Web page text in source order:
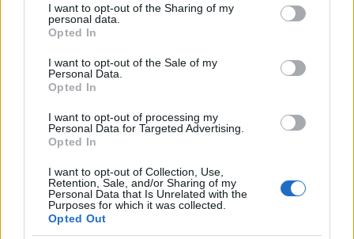
not limited to your visit or usage behaviour. You may click to
grant or deny consent to Google and its third-party tags to
use your data for below specified purposes in below Google
consent section.
I want to opt-out of the Sharing of my
personal data.
Opted In
I want to opt-out of the Sale of my
Personal Data.
Opted In
I want to opt-out of processing my
Personal Data for Targeted Advertising.
Opted In
I want to opt-out of Collection, Use,
Retention, Sale, and/or Sharing of my
Personal Data that Is Unrelated with the
Purposes for which it was collected.
Opted Out
Bűnbánat. Szobor a Kerepesi temetőben. Fotó:
Varga József – Digitális Képarchívum
A nagyböjt – a
terjedő hathetes időszak – a húsvéti előkészület ideje
az egyházi évben. Negyvennapos böjtnek is
emlegetik, mivel a vasárnap, Jézus feltámadásának
számított soha böjtös napnak. (A protestáns
felekezetek az első böjti vasárnappal kezdik a böjti
időszakot, ami húsvétvasárnap ér véget.)